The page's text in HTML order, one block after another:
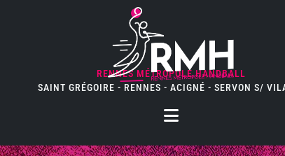
RENNES MÉTROPOLE HANDBALL
SAINT GRÉGOIRE - RENNES - ACIGNÉ - SERVON S/